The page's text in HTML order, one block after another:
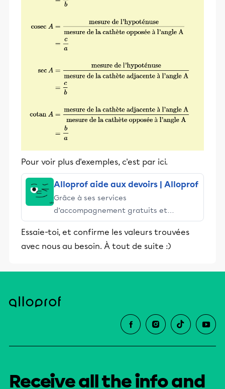
Pour voir plus d'exemples, c'est par ici.
Alloprof aide aux devoirs | Alloprof
Grâce à ses services
d’accompagnement gratuits et
stimulants, Alloprof engage les élèves
et leurs parents dans la réussite
éducative.
Essaie-toi, et confirme les valeurs trouvées
avec nous au besoin. À tout de suite :)
Receive all the info and